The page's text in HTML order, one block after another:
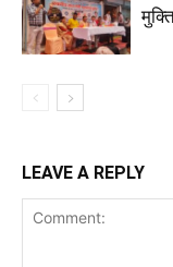
LEAVE A REPLY